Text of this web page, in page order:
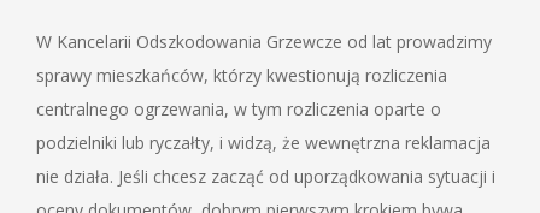
W Kancelarii Odszkodowania Grzewcze od lat prowadzimy
sprawy mieszkańców, którzy kwestionują rozliczenia
centralnego ogrzewania, w tym rozliczenia oparte o
podzielniki lub ryczałty, i widzą, że wewnętrzna reklamacja
nie działa. Jeśli chcesz zacząć od uporządkowania sytuacji i